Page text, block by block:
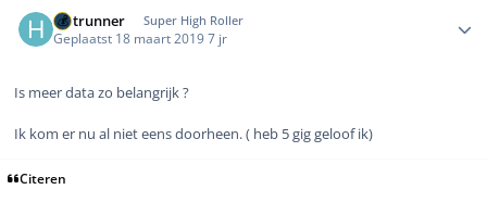
Hotrunner Super High Roller
Geplaatst 18 maart 20197 jr
Is meer data zo belangrijk ?
Ik kom er nu al niet eens doorheen. ( heb 5 gig geloof ik)
Citeren